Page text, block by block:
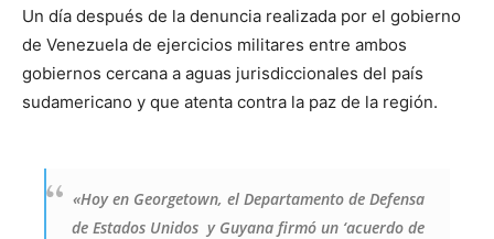
Un día después de la denuncia realizada por el gobierno
de Venezuela de ejercicios militares entre ambos
gobiernos cercana a aguas jurisdiccionales del país
sudamericano y que atenta contra la paz de la región.
«Hoy en Georgetown, el Departamento de Defensa
de Estados Unidos y Guyana firmó un ‘acuerdo de